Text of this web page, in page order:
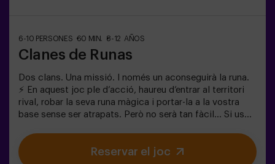
6-10 PERSONES 60 MIN. 8-12 AÑOS
Clanes de Runas
Dos clans. Una missió. I només un aconseguirà la runa.
⚡ En aquest joc ple d’acció, haureu d’entrar al territori
rival, robar la seva runa màgica i portar-la a la vostra
base sense ser atrapats. Però no serà tan fàcil… Si us
alliberi. ❄️ La clau és moure’s ràpid, coordinar-se en
equip i saber quan atacar o defensar. Aquí no només es
Reservar el joc